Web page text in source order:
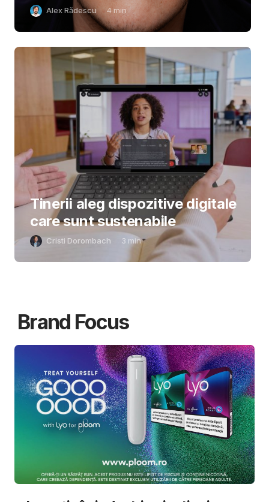
Alex Rădescu 4 min
Tinerii aleg dispozitive digitale
care sunt sustenabile
Cristi Dorombach 3 min
Brand Focus